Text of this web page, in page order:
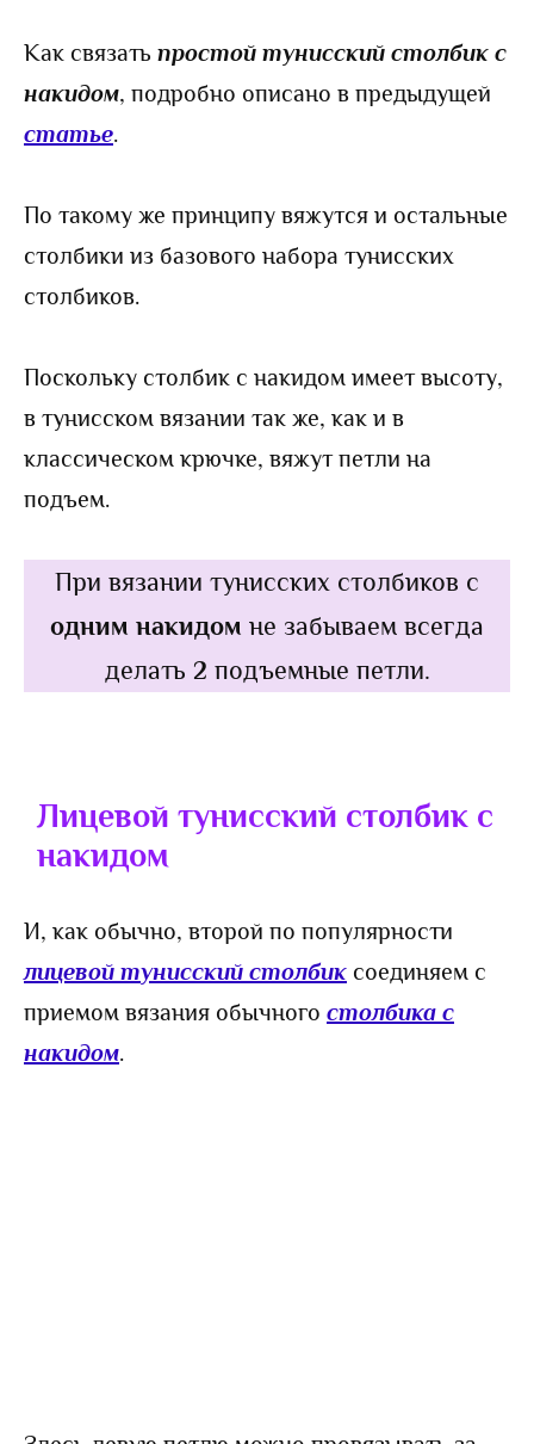
Как связать простой тунисский столбик с
накидом, подробно описано в предыдущей
статье.
По такому же принципу вяжутся и остальные
столбики из базового набора тунисских
столбиков.
Поскольку столбик с накидом имеет высоту,
в тунисском вязании так же, как и в
классическом крючке, вяжут петли на
подъем.
При вязании тунисских столбиков с
одним накидом не забываем всегда
делать 2 подъемные петли.
Лицевой тунисский столбик с
накидом
И, как обычно, второй по популярности
лицевой тунисский столбик соединяем с
приемом вязания обычного столбика с
накидом.